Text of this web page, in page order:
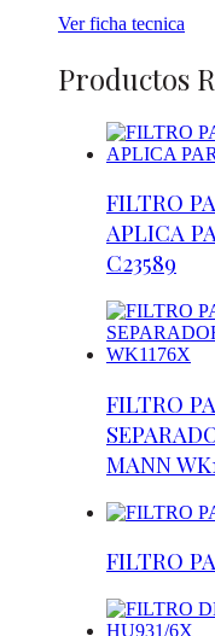
Ver ficha tecnica
Productos
FILTRO
APLICA
C23589
FILTRO
MANN
FILTRO